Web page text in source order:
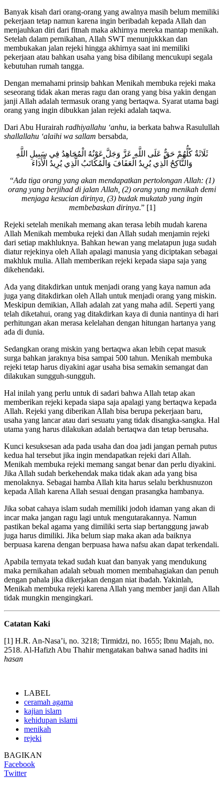
Banyak kisah dari orang-orang yang awalnya masih belum memiliki
pekerjaan tetap namun karena ingin beribadah kepada Allah dan
menjauhkan diri dari fitnah maka akhirnya mereka mantap menikah.
Setelah dalam pernikahan, Allah SWT menunjukkkan dan
membukakan jalan rejeki hingga akhirnya saat ini memiliki
pekerjaan atau bahkan usaha yang bisa dibilang mencukupi segala
kebutuhan rumah tangga.
Dengan memahami prinsip bahkan Menikah membuka rejeki maka
seseorang tidak akan meras ragu dan orang yang bisa yakin dengan
janji Allah adalah termasuk orang yang bertaqwa. Syarat utama bagi
orang yang ingin dibukkan jalan rejeki adalah taqwa.
Dari Abu Hurairah radhiyallahu ‘anhu, ia berkata bahwa Rasulullah
shallallahu ‘alaihi wa sallam bersabda,
ثَلَاثَةٌ كُلُّهُمْ حَقٌّ عَلَى اللَّهِ عَزَّ وَجَلَّ عَوْنُهُ الْمُجَاهِدُ فِي سَبِيلِ اللَّهِ
وَالنَّاكِحُ الَّذِي يُرِيدُ الْعَفَافَ وَالْمُكَاتَبُ الَّذِي يُرِيدُ الْأَدَاءَ
“Ada tiga orang yang akan mendapatkan pertolongan Allah: (1)
orang yang berjihad di jalan Allah, (2) orang yang menikah demi
menjaga kesucian dirinya, (3) budak mukatab yang ingin
membebaskan dirinya.” [1]
Rejeki setelah menikah memang akan terasa lebih mudah karena
Allah Menikah membuka rejeki dan Allah sudah menjamin rejeki
dari setiap makhluknya. Bahkan hewan yang melatapun juga sudah
diatur rejekinya oleh Allah apalagi manusia yang diciptakan sebagai
makhluk mulia. Allah memberikan rejeki kepada siapa saja yang
dikehendaki.
Ada yang ditakdirkan untuk menjadi orang yang kaya namun ada
juga yang ditakdirkan oleh Allah untuk menjadi orang yang miskin.
Meskipun demikian, Allah adalah zat yang maha adil. Seperti yang
telah diketahui, orang yag ditakdirkan kaya di dunia nantinya di hari
perhitungan akan merasa kelelahan dengan hitungan hartanya yang
ada di dunia.
Sedangkan orang miskin yang bertaqwa akan lebih cepat masuk
surga bahkan jaraknya bisa sampai 500 tahun. Menikah membuka
rejeki tetap harus diyakini agar usaha bisa semakin semangat dan
dilakukan sungguh-sungguh.
Hal inilah yang perlu untuk di sadari bahwa Allah tetap akan
memberikan rejeki kepada siapa saja apalagi yang bertaqwa kepada
Allah. Rejeki yang diberikan Allah bisa berupa pekerjaan baru,
usaha yang lancar atau dari sesuatu yang tidak disangka-sangka. Hal
utama yang harus dilakukan adalah bertaqwa dan tetap berusaha.
Kunci kesuksesan ada pada usaha dan doa jadi jangan pernah putus
kedua hal tersebut jika ingin mendapatkan rejeki dari Allah.
Menikah membuka rejeki memang sangat benar dan perlu diyakini.
Jika Allah sudah berkehendak maka tidak akan ada yang bisa
menolaknya. Sebagai hamba Allah kita harus selalu berkhusnuzon
kepada Allah karena Allah sesuai dengan prasangka hambanya.
Jika sobat cahaya islam sudah memiliki jodoh idaman yang akan di
incar maka jangan ragu lagi untuk mengutarakannya. Namun
pastikan bekal agama yang dimiliki serta siap bertanggung jawab
juga harus dimiliki. Jika belum siap maka akan ada baiknya
berpuasa karena dengan berpuasa hawa nafsu akan dapat terkendali.
Apabila ternyata tekad sudah kuat dan banyak yang mendukung
maka pernikahan adalah sebuah momen membahagiakan dan penuh
dengan pahala jika dikerjakan dengan niat ibadah. Yakinlah,
Menikah membuka rejeki karena Allah yang member janji dan Allah
tidak mungkin mengingkari.
Catatan Kaki
[1] H.R. An-Nasa’i, no. 3218; Tirmidzi, no. 1655; Ibnu Majah, no.
2518. Al-Hafizh Abu Thahir mengatakan bahwa sanad hadits ini
hasan
LABEL
ceramah agama
kajian islam
kehidupan islami
menikah
rejeki
BAGIKAN
Facebook
Twitter